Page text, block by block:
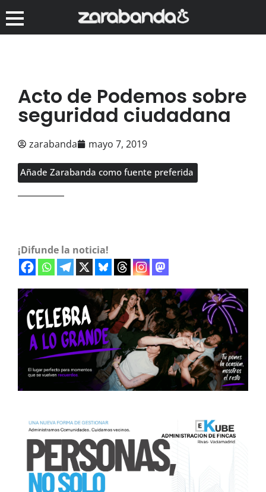
Acto de Podemos sobre
seguridad ciudadana
zarabanda mayo 7, 2019
Añade Zarabanda como fuente preferida
¡Difunde la noticia!